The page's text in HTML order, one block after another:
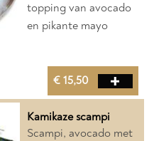
topping van avocado
en pikante mayo
€ 15,50
Kamikaze scampi
Scampi, avocado met